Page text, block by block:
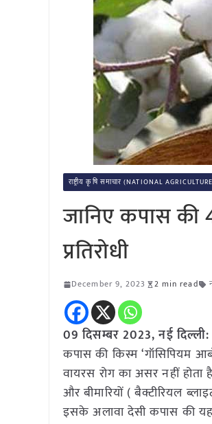
राष्ट्रीय कृषि समाचार (NATIONAL
जानिए कपास की
प्रतिरोधी
December 9, 2023 2 min read
09 दिसम्बर 2023,नई दिल्ली:
कपास की किस्म ‘गॉसिपियम
वायरस रोग का असर नहीं
और बीमारियों ( बैक्टीरियल
इसके अलावा देसी कपास की यह